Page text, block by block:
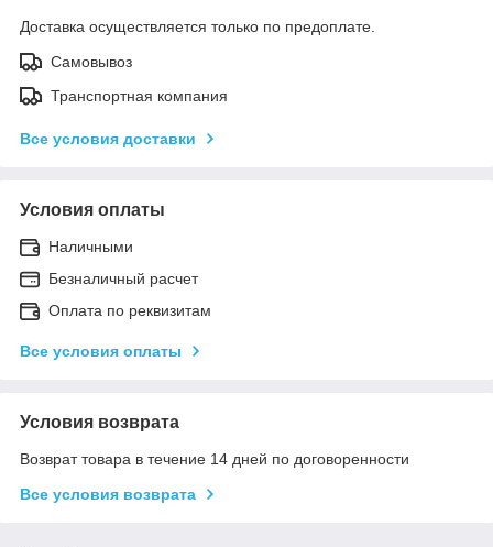
Доставка осуществляется только по предоплате.
Самовывоз
Транспортная компания
Все условия доставки
Условия оплаты
Наличными
Безналичный расчет
Оплата по реквизитам
Все условия оплаты
Условия возврата
Возврат товара в течение 14 дней по договоренности
Все условия возврата